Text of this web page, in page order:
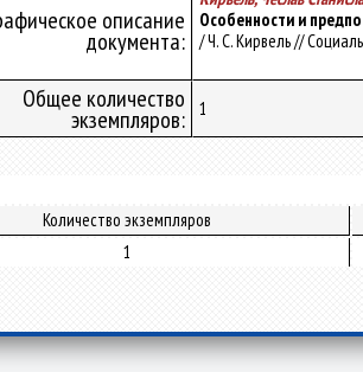
описание
документа:
Особенности и
/ Ч. С. Кирвель //
Общее количество
экземпляров: 1
Количество экземпляров
1